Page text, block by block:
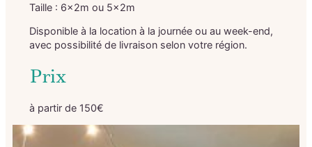
Taille : 6x2m ou 5x2m
Disponible à la location à la journée ou au week-end,
avec possibilité de livraison selon votre région.
Prix
à partir de 150€